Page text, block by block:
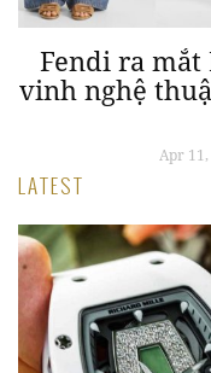
Fendi ra mắt
vinh nghệ
Apr
LATEST